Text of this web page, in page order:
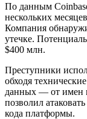
По данным
нескольких
Компания
утечке.
$400 млн.
Преступники
обходя
данных — от имен
позволил
кода платформы.